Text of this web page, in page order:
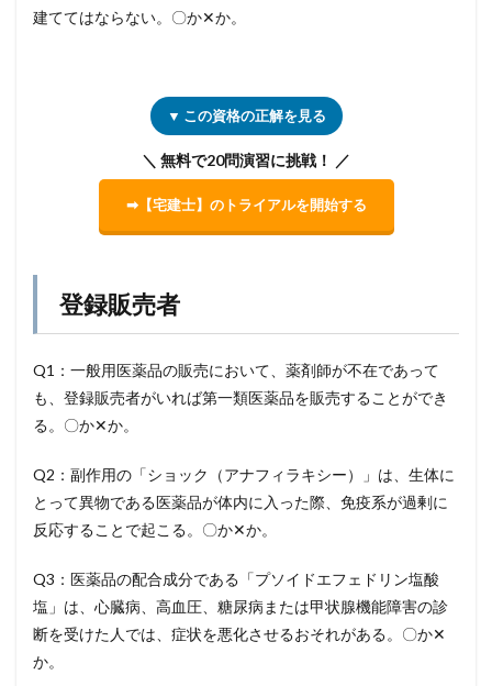
建ててはならない。〇か✕か。
▼ この資格の正解を見る
＼ 無料で20問演習に挑戦！ ／
➡【宅建士】のトライアルを開始する
登録販売者
Q1：一般用医薬品の販売において、薬剤師が不在であって
も、登録販売者がいれば第一類医薬品を販売することができ
る。〇か✕か。
Q2：副作用の「ショック（アナフィラキシー）」は、生体に
とって異物である医薬品が体内に入った際、免疫系が過剰に
反応することで起こる。〇か✕か。
Q3：医薬品の配合成分である「プソイドエフェドリン塩酸
塩」は、心臓病、高血圧、糖尿病または甲状腺機能障害の診
断を受けた人では、症状を悪化させるおそれがある。〇か✕
か。